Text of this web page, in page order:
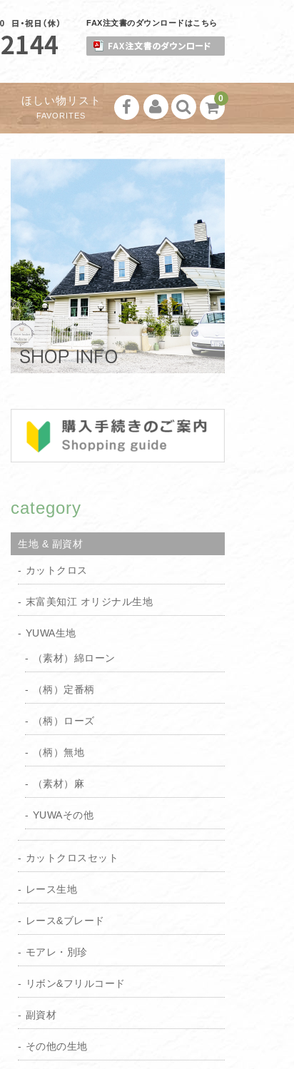
FAX注文書のダウンロードはこちら
0
ほしい物リスト
FAVORITES
category
生地 & 副資材
カットクロス
末富美知江 オリジナル生地
YUWA生地
（素材）綿ローン
（柄）定番柄
（柄）ローズ
（柄）無地
（素材）麻
YUWAその他
カットクロスセット
レース生地
レース&ブレード
モアレ・別珍
リボン&フリルコード
副資材
その他の生地